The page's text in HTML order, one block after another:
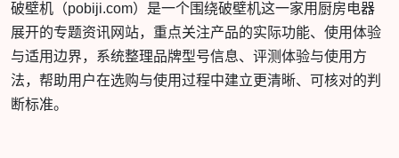
破壁机（pobiji.com）是一个围绕破壁机这一家用厨房电器
展开的专题资讯网站，重点关注产品的实际功能、使用体验
与适用边界，系统整理品牌型号信息、评测体验与使用方
法，帮助用户在选购与使用过程中建立更清晰、可核对的判
断标准。